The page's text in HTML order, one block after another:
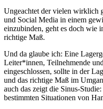
Ungeachtet der vielen wirklich
und Social Media in einem
einzubinden, geht es doch wie
richtige Maß.
Und da glaube ich: Eine
Leiter*innen, Teilnehmende
eingeschlossen, sollte in der
und das richtige Maß im
auch das zeigt die Sinus-
bestimmten Situationen von